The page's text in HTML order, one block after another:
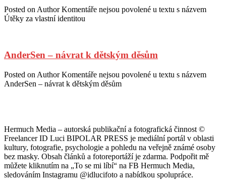
Posted on Author Komentáře nejsou povolené u textu s názvem
Útěky za vlastní identitou
AnderSen – návrat k dětským děsům
Posted on Author Komentáře nejsou povolené u textu s názvem
AnderSen – návrat k dětským děsům
Hermuch Media – autorská publikační a fotografická činnost ©
Freelancer ID Luci BIPOLAR PRESS je mediální portál v oblasti
kultury, fotografie, psychologie a pohledu na veřejně známé osoby
bez masky. Obsah článků a fotoreportáží je zdarma. Podpořit mě
můžete kliknutím na „To se mi líbí“ na FB Hermuch Media,
sledováním Instagramu @idlucifoto a nabídkou spolupráce.